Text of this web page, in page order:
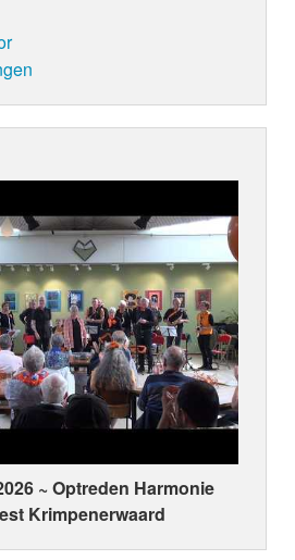
~ Optreden Harmonie
Krimpenerwaard